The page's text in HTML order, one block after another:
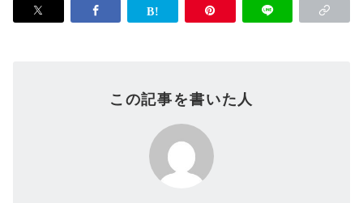
この記事を書いた人